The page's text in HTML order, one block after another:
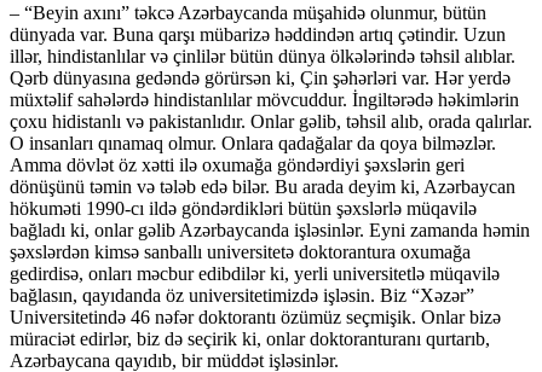
– “Beyin axını” təkcə Azərbaycanda müşahidə olunmur, bütün
dünyada var. Buna qarşı mübarizə həddindən artıq çətindir. Uzun
illər, hindistanlılar və çinlilər bütün dünya ölkələrində təhsil alıblar.
Qərb dünyasına gedəndə görürsən ki, Çin şəhərləri var. Hər yerdə
müxtəlif sahələrdə hindistanlılar mövcuddur. İngiltərədə həkimlərin
çoxu hidistanlı və pakistanlıdır. Onlar gəlib, təhsil alıb, orada qalırlar.
O insanları qınamaq olmur. Onlara qadağalar da qoya bilməzlər.
Amma dövlət öz xətti ilə oxumağa göndərdiyi şəxslərin geri
dönüşünü təmin və tələb edə bilər. Bu arada deyim ki, Azərbaycan
hökuməti 1990-cı ildə göndərdikləri bütün şəxslərlə müqavilə
bağladı ki, onlar gəlib Azərbaycanda işləsinlər. Eyni zamanda həmin
şəxslərdən kimsə sanballı universitetə doktorantura oxumağa
gedirdisə, onları məcbur edibdilər ki, yerli universitetlə müqavilə
bağlasın, qayıdanda öz universitetimizdə işləsin. Biz “Xəzər”
Universitetində 46 nəfər doktorantı özümüz seçmişik. Onlar bizə
müraciət edirlər, biz də seçirik ki, onlar doktoranturanı qurtarıb,
Azərbaycana qayıdıb, bir müddət işləsinlər.